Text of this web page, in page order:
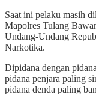
Saat ini pelaku masih
Mapolres Tulang
Undang-Undang
Narkotika.
Dipidana dengan
pidana penjara paling
pidana denda paling